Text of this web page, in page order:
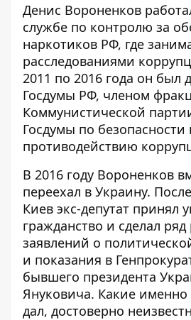
Денис Вороненков
службе по контролю за
наркотиков РФ, где
расследованиями
2011 по 2016 года он был
Госдумы РФ, членом
Коммунистической
Госдумы по безопасности
противодействию
В 2016 году Вороненков
переехал в Украину.
Киев экс-депутат принял
гражданство и сделал
заявлений о
и показания в
бывшего президента
Януковича. Какие именно
дал, достоверно